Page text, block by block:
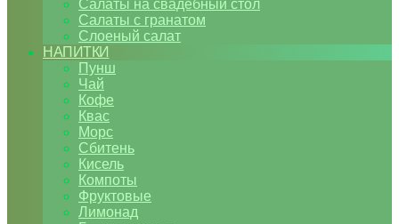
Салаты на свадебный стол
Салаты с гранатом
Слоеный салат
НАПИТКИ
Пунш
Чай
Кофе
Квас
Морс
Сбитень
Кисель
Компоты
Фруктовые
Лимонад